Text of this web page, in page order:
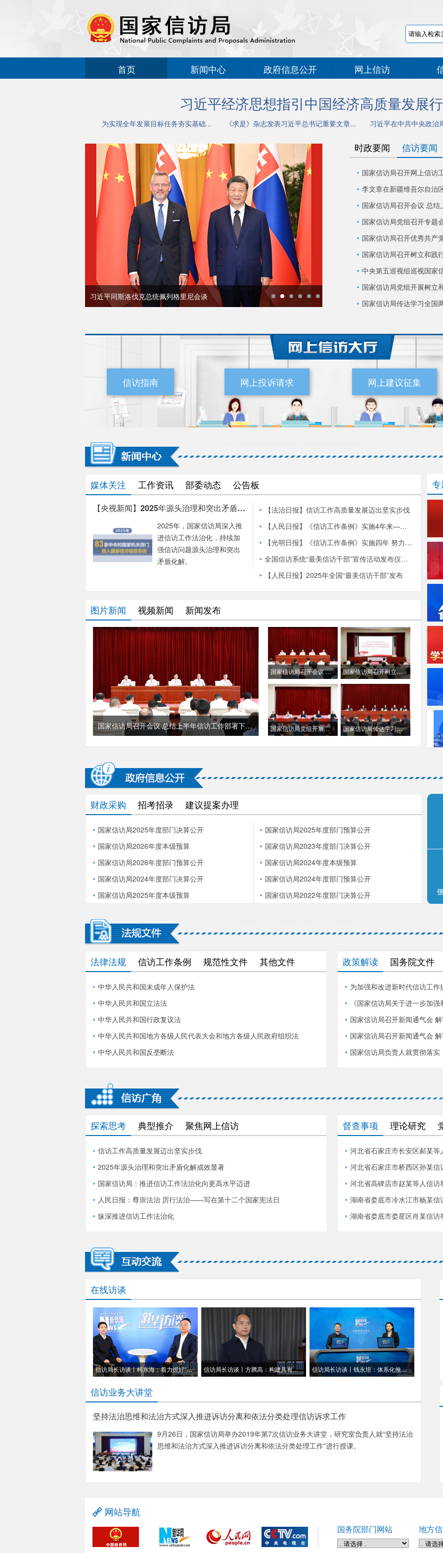
首页 新闻中心 政府信息公开 网上信访
习近平经济思想指引中国经济高质量发展
为实现全年发展目标任务夯实基础... 《求是》杂志发表习近平总书记重要文章... 习近平在中共中央政
习近平同斯洛伐克总统佩列格里尼会谈
习近平出席2026世界人工智能大会
时政要闻 信访要闻
国家信访局召开会议 总
国家信访局召开优秀共产
国家信访局召开树立和践
中央第五巡视组巡视国家
国家信访局党组开展树立
国家信访局传达学习全国
信访指南 网上投诉请求 网上建议征集
媒体关注 工作资讯 部委动态 公告板
【央视新闻】2025年源头治理和突出矛盾化
2025年，国家信访局深入推
进信访工作法治化，持续加
强信访问题源头治理和突出
矛盾化解。
【法治日报】信访工作高质量发展迈出坚实步伐
【人民日报】《信访工作条例》实施4年来——用心用情用力做好信访工作
【光明日报】《信访工作条例》实施四年 努力推动信访工作迈上新台阶、呈现新气象
全国信访系统“最美信访干部”宣传活动发布仪式在京举行
【人民日报】2025年全国“最美信访干部”发布
图片新闻 视频新闻 新闻发布
国家信访局召开会议 总结上半年信访工作部署下半年重点任务
国家信访局召开会议 总结上半年信访工作部署下半年重点任务 国家信访局召开树立和践行正确政绩观学习教育党课报告会
国家信访局党组开展树立和践行正确政绩观学习教育专题研讨 国家信访局传达学习全国两会精神
财政采购 招考招录 建议提案办理
国家信访局2025年度部门决算公开
国家信访局2026年度本级预算
国家信访局2026年度部门预算公开
国家信访局2024年度部门决算公开
国家信访局2025年度本级预算
国家信访局2025年度部门预算公开
国家信访局2023年度部门决算公开
国家信访局2024年度本级预算
国家信访局2024年度部门预算公开
国家信访局2022年度部门决算公开
法律法规 信访工作条例 规范性文件 其他文件
中华人民共和国未成年人保护法
中华人民共和国立法法
中华人民共和国行政复议法
中华人民共和国地方各级人民代表大会和地方各级人民政府组织法
中华人民共和国反垄断法
政策解读 国务院文件
国家信访局召开新闻通气会
国家信访局召开新闻通气会
探索思考 典型推介 聚焦网上信访
信访工作高质量发展迈出坚实步伐
2025年源头治理和突出矛盾化解成效显著
国家信访局：推进信访工作法治化向更高水平迈进
人民日报：尊崇法治 厉行法治——写在第十二个国家宪法日
纵深推进信访工作法治化
督查事项 理论研究
河北省石家庄市长安区郝某
河北省石家庄市桥西区孙某信
河北省高碑店市赵某等人信访
湖南省娄底市冷水江市杨某信
湖南省娄底市娄星区肖某信访
在线访谈
信访局长访谈丨柯东海：着力抓好“五个统筹” 全面推进信访工作法治化 信访局长访谈丨方腾高：构建具有浙江鲜明辨识度的“1311”信访工作法治化架构体系 信访局长访谈丨钱永培：体系化推进信访工作法治化 以高质量信访工作服务保障高质量发展
信访业务大讲堂
坚持法治思维和法治方式深入推进诉访分离和依法分类处理信访诉求工作
9月26日，国家信访局举办2019年第7次信访业务大讲堂，研究室负责人就“坚持法治
思维和法治方式深入推进诉访分离和依法分类处理工作”进行授课。
网站导航
国务院部门网站 地方